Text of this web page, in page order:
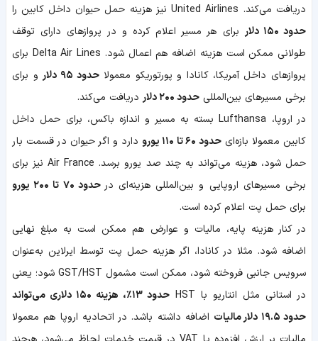
دریافت می‌کند. United Airlines نیز هزینه حمل حیوان داخل کابین را
حدود ۱۵۰ دلار
برای هر مسیر اعلام کرده و در پروازهای دارای توقف
طولانی ممکن است هزینه اضافه هم اعمال شود. Delta Air Lines برای
پروازهای داخل آمریکا، کانادا و پورتوریکو معمولاحدود ۹۵ دلار
و برای
برخی مسیرهای بین‌المللی حدود ۲۰۰ دلار
دریافت می‌کند.
در اروپا، Lufthansa بسته به مسیر و اندازه باکس، برای حمل داخل
کابین معمولا بازه‌ایحدود ۶۰ تا ۱۱۰ یورو
دارد و اگر حیوان در قسمت بار
حمل شود، هزینه می‌تواند به چند صد یورو برسد. Air France نیز برای
برخی مسیرهای اروپایی و بین‌المللی هزینه‌ای در حدود ۷۰ تا ۲۰۰ یورو
برای حمل پت اعلام کرده است.
در کنار هزینه پایه، مالیات و عوارض هم ممکن است به مبلغ نهایی
اضافه شود. مثلا در کانادا، اگر هزینه حمل پت توسط ایرلاین به‌عنوان
سرویس جانبی فروخته شود، ممکن است مشمول GST/HST شود؛ یعنی
در استانی مثل انتاریو با HST
حدود ۱۳٪، هزینه ۱۵۰ دلاری می‌تواند
حدود ۱۹.۵ دلار مالیات
اضافه داشته باشد. در اتحادیه اروپا هم معمولا